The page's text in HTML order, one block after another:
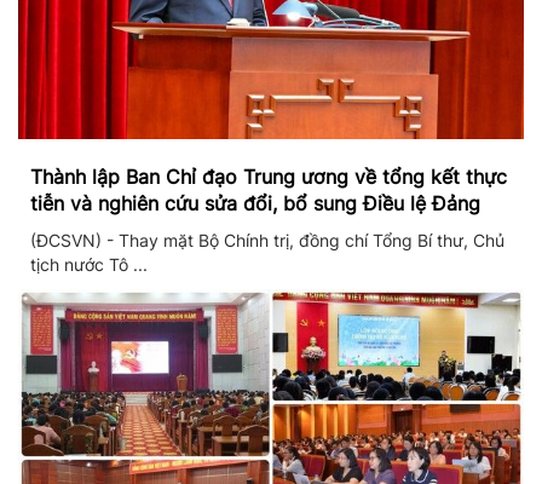
Thành lập Ban Chỉ đạo Trung ương về tổng kết thực
tiễn và nghiên cứu sửa đổi, bổ sung Điều lệ Đảng
(ĐCSVN) - Thay mặt Bộ Chính trị, đồng chí Tổng Bí thư, Chủ
tịch nước Tô ...